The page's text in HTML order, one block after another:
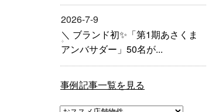
2026-7-9
＼ ブランド初✨「第1期あさくま
アンバサダー」50名が...
事例記事一覧を見る